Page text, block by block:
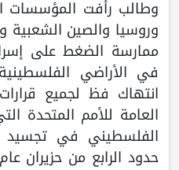
وطالب رأفت المؤسسات
وروسيا والصين الشعبية
ممارسة الضغط على
في الأراضي
انتهاك فظ لجميع
العامة للأمم المتحدة
الفلسطيني في تجسيد